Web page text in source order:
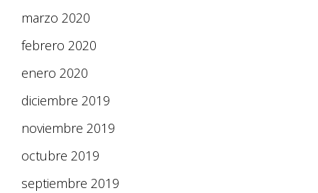
marzo 2020
febrero 2020
enero 2020
diciembre 2019
noviembre 2019
octubre 2019
septiembre 2019